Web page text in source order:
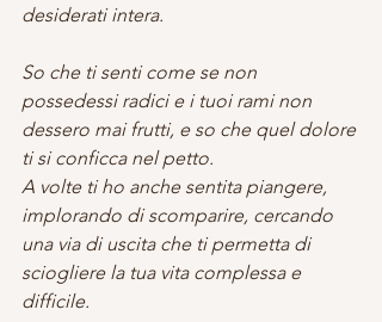
desiderati intera.
So che ti senti come se non
possedessi radici e i tuoi rami non
dessero mai frutti, e so che quel dolore
ti si conficca nel petto.
A volte ti ho anche sentita piangere,
implorando di scomparire, cercando
una via di uscita che ti permetta di
sciogliere la tua vita complessa e
difficile.